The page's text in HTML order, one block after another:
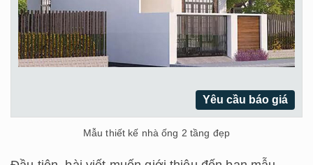
Yêu cầu báo giá
Mẫu thiết kế nhà ống 2 tầng đẹp